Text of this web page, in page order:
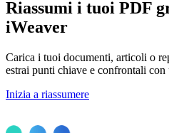
Riassumi i tuoi PDF
iWeaver
Carica i tuoi documenti, articoli o
estrai punti chiave e confrontali con
Inizia a riassumere